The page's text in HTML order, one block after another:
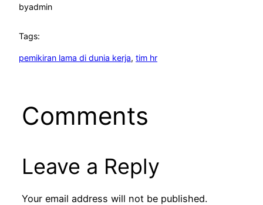
byadmin
Tags:
pemikiran lama di dunia kerja, tim hr
Comments
Leave a Reply
Your email address will not be published.